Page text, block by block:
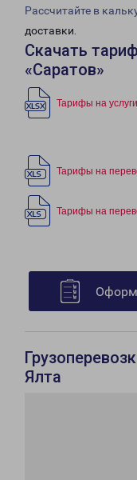
Рассчитайте в
доставки.
Скачать
«Саратов»
Тарифы на
Тарифы на
Тарифы на
Ялта